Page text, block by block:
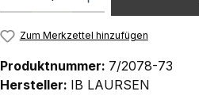
Zum Merkzettel hinzufügen
Produktnummer: 7/2078-73
Hersteller: IB LAURSEN